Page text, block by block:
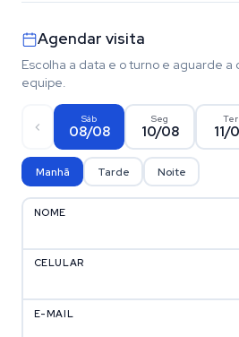
Agendar visita
Escolha a data e o turno e aguarde
equipe.
Sáb
08/08
Seg
10/08
Ter
11/
Manhã Tarde Noite
NOME
CELULAR
E-MAIL